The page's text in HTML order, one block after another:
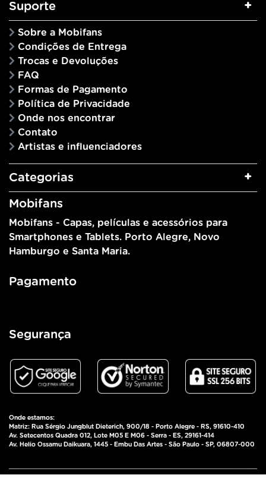
Suporte
Sobre a Mobifans
Condições de Entrega
Trocas e Devoluções
FAQ
Formas de Pagamento
Política de Privacidade
Onde nos encontrar
Contato
Artistas e influenciadores
Categorias
Mobifans
Mobifans - Capas, películas e acessórios para
Smartphones e Tablets. Porto Alegre, Novo
Hamburgo e Santa Maria.
Pagamento
Segurança
Onde estamos:
Matriz: Rua Sérgio Jungblut Dieterich, 900/18 - Porto Alegre - RS, 91610-410
Av. Setecentos Quadra 012, Lote M05 E M06 - Serra - ES, 29161-414
Av. Helio Ossamu Daikuara, 1445 - Embu Das Artes - São Paulo - SP, 06807-000